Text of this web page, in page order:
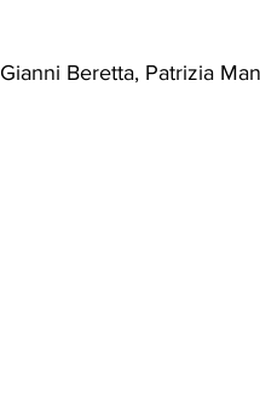
Gianni Beretta, Patrizia